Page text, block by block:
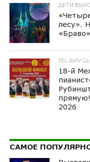
ДЕТИ
лесу».
«Браво»
TEL AVIV
18-й
2026
САМОЕ